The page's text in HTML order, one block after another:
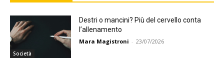
Società
Destri o mancini? Più del cervello conta
l’allenamento
Mara Magistroni - 23/07/2026